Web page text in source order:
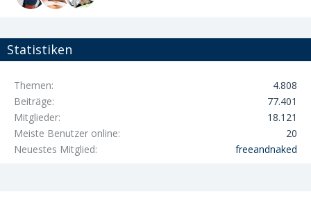
Statistiken
Themen
4.808
Beiträge
77.401
Mitglieder
18.121
Meiste Benutzer online
20
Neuestes Mitglied
freeandnaked